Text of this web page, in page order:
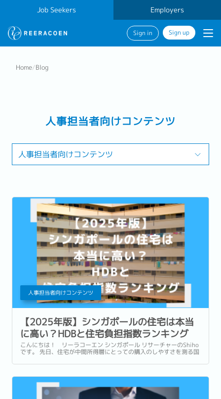
Job Seekers Employers
Sign in Sign up
Home/Blog
人事担当者向けコンテンツ
人事担当者向けコンテンツ
人事担当者向けコンテンツ
【2025年版】シンガポールの住宅は本当
に高い？HDBと住宅負担指数ランキング
こんにちは！ リーラコーエン シンガポール リサーチャーのShiho
です。 先日、住宅が中間所得層にとっての購入のしやすさを測る国
International Housing Affordability)...